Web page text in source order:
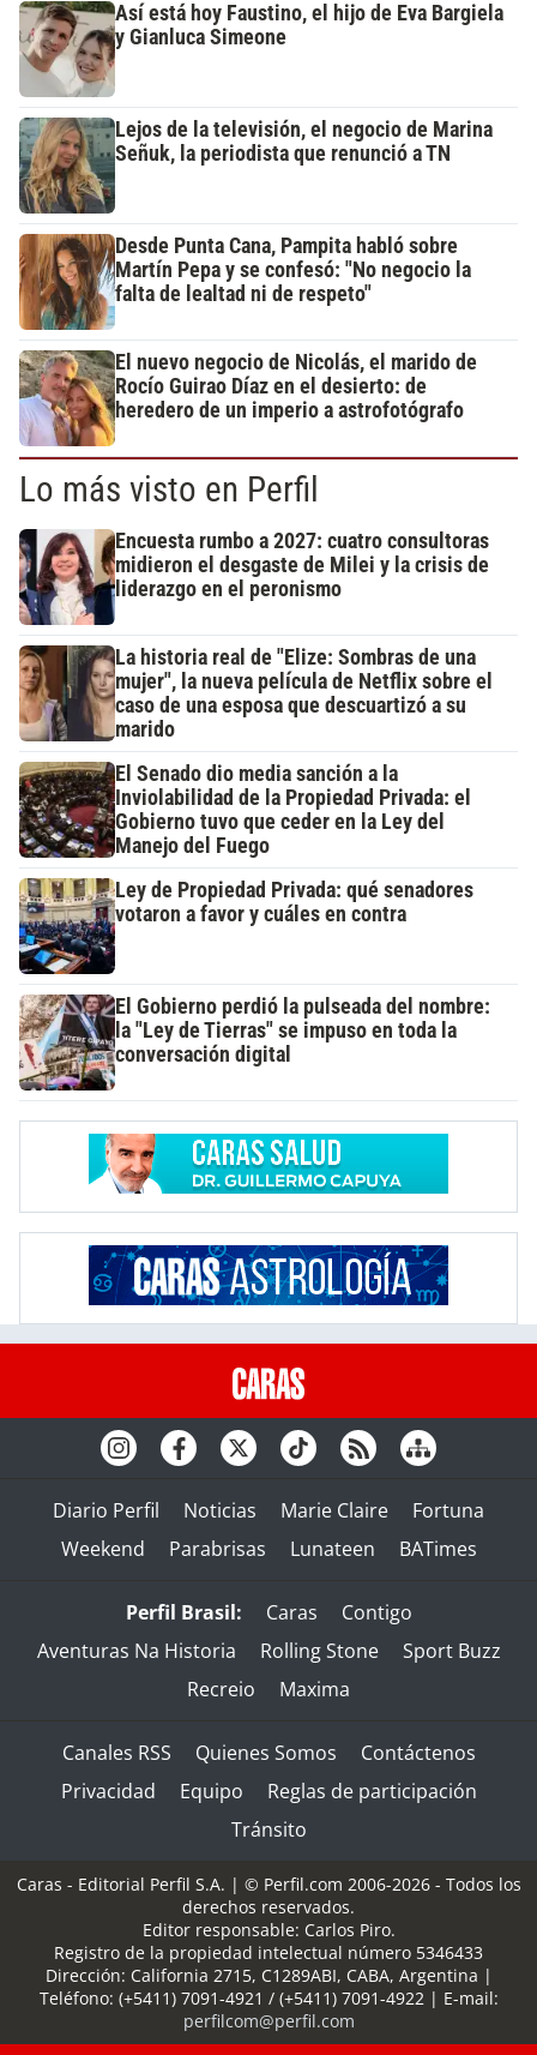
Así está hoy Faustino, el hijo de Eva Bargiela
y Gianluca Simeone
Lejos de la televisión, el negocio de Marina
Señuk, la periodista que renunció a TN
Desde Punta Cana, Pampita habló sobre
Martín Pepa y se confesó: "No negocio la
falta de lealtad ni de respeto"
El nuevo negocio de Nicolás, el marido de
Rocío Guirao Díaz en el desierto: de
heredero de un imperio a astrofotógrafo
Lo más visto en Perfil
Encuesta rumbo a 2027: cuatro consultoras
midieron el desgaste de Milei y la crisis de
liderazgo en el peronismo
La historia real de "Elize: Sombras de una
mujer", la nueva película de Netflix sobre el
caso de una esposa que descuartizó a su
marido
El Senado dio media sanción a la
Inviolabilidad de la Propiedad Privada: el
Gobierno tuvo que ceder en la Ley del
Manejo del Fuego
Ley de Propiedad Privada: qué senadores
votaron a favor y cuáles en contra
El Gobierno perdió la pulseada del nombre:
la "Ley de Tierras" se impuso en toda la
conversación digital
Diario Perfil Noticias Marie Claire
Fortuna
Weekend
Parabrisas Lunateen BATimes
Perfil Brasil: Caras
Contigo
Aventuras Na Historia
Rolling Stone
Sport Buzz
Recreio
Maxima
Canales RSS Quienes Somos
Contáctenos
Privacidad
Equipo
Reglas de participación
Tránsito
Caras - Editorial Perfil S.A. | © Perfil.com 2006-2026 - Todos los
derechos reservados.
Editor responsable: Carlos Piro.
Registro de la propiedad intelectual número 5346433
Dirección: California 2715, C1289ABI, CABA, Argentina |
Teléfono: (+5411) 7091-4921 / (+5411) 7091-4922| E-mail:
perfilcom@perfil.com